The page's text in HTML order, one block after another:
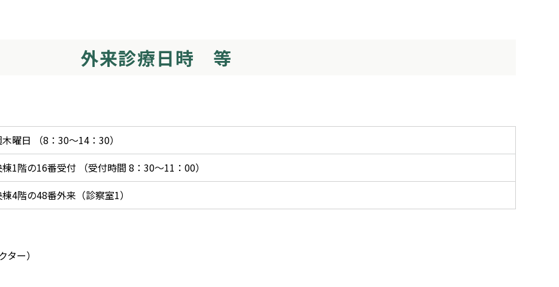
外来診療日時 等
曜日 （8：30～14：30）
1階の16番受付 （受付時間 8：30～11：00）
4階の48番外来（診察室1）
ー）